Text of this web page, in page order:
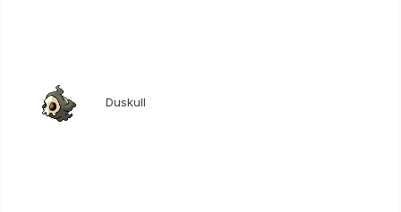
Duskull